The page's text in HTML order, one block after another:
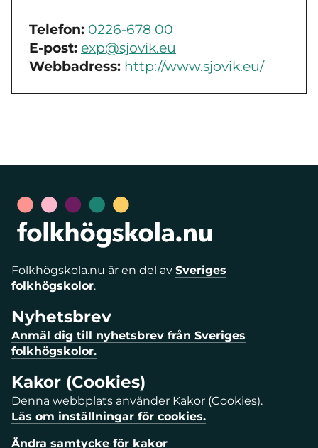
Telefon: 0226-678 00
E-post: exp@sjovik.eu
Webbadress: http://www.sjovik.eu/
Folkhögskola.nu är en del av Sveriges
folkhögskolor.
Nyhetsbrev
Anmäl dig till nyhetsbrev från Sveriges
folkhögskolor.
Kakor (Cookies)
Denna webbplats använder Kakor (Cookies).
Läs om inställningar för cookies.
Ändra samtycke för kakor